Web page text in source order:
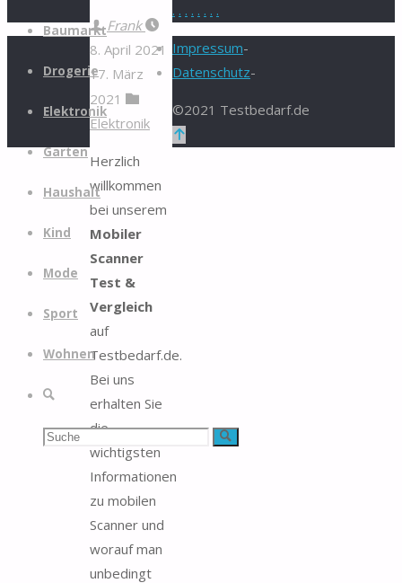
Zum
springen
Baumarkt
Drogerie
Elektronik
Garten
Haushalt
Kind
Mode
Sport
Wohnen
Suchen Suche
Frank
8. April 2021
17. März
2021
Elektronik
Herzlich
willkommen
bei unserem
Mobiler
Scanner
Test &
Vergleich
auf
Testbedarf.de.
Bei uns
erhalten Sie
die
wichtigsten
Informationen
zu mobilen
Scanner und
worauf man
unbedingt
. . . . . . . .
Impressum-
Datenschutz-
©2021 Testbedarf.de
Zurück